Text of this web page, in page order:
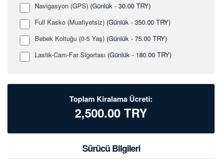
Navigasyon (GPS) (Günlük - 30.00 TRY)
Full Kasko (Muafiyetsiz) (Günlük - 350.00 TRY)
Bebek Koltuğu (0-5 Yaş) (Günlük - 75.00 TRY)
Lastik-Cam-Far Sigortası (Günlük - 180.00 TRY)
Toplam Kiralama Ücreti:
2,500.00 TRY
Sürücü Bilgileri